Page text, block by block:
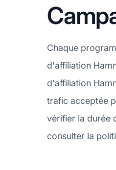
Chaque
d'affiliation
d'affiliation
trafic acceptée
vérifier la durée
consulter la